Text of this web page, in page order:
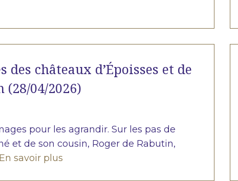
des châteaux d’Époisses et de
(28/04/2026)
pour les agrandir. Sur les pas de
et de son cousin, Roger de Rabutin,
En savoir plus